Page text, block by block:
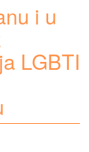
i u
LGBTI